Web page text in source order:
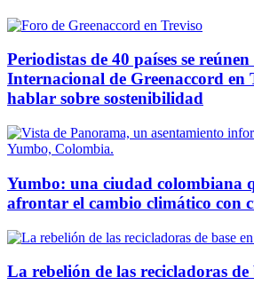
Periodistas de 40 países se
Internacional de Greenaccord en
hablar sobre sostenibilidad
Yumbo: una ciudad colombiana
afrontar el cambio climático con
La rebelión de las recicladoras de